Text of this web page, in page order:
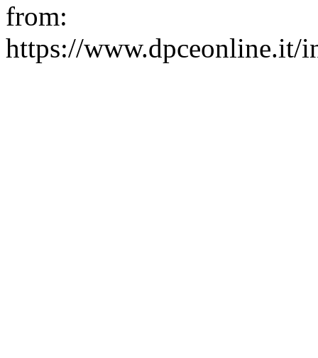
from:
https://www.dpceonline.it/